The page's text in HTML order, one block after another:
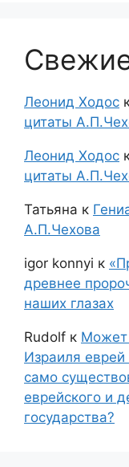
Леонид Ходос
цитаты
Леонид Ходос
цитаты
Татьяна к
А.П.Чехова
igor konnyi к
древнее
наших глазах
Rudolf к Может
Израиля
само
еврейского и
государства?